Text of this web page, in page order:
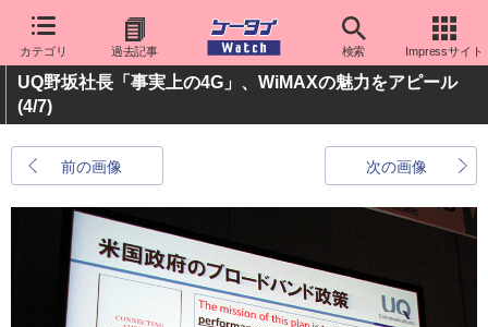
カテゴリ 過去記事 検索 Impressサイト
UQ野坂社長「事実上の4G」、WiMAXの魅力をアピール
(4/7)
前の画像 次の画像